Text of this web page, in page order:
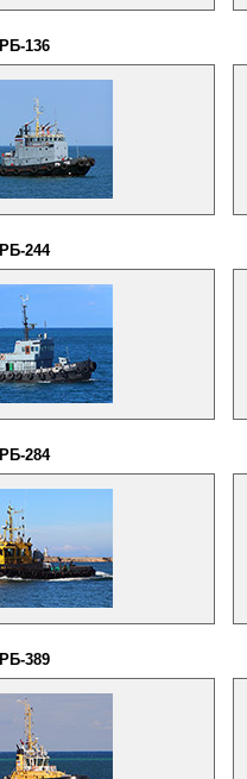
РБ-136
РБ-244
РБ-284
РБ-389